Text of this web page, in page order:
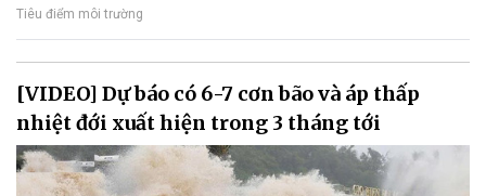
Tiêu điểm môi trường
[VIDEO] Dự báo có 6-7 cơn bão và áp thấp
nhiệt đới xuất hiện trong 3 tháng tới